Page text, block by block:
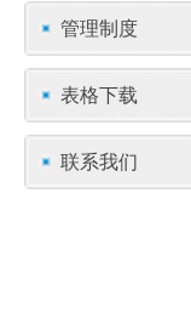
管理制度
表格下载
联系我们